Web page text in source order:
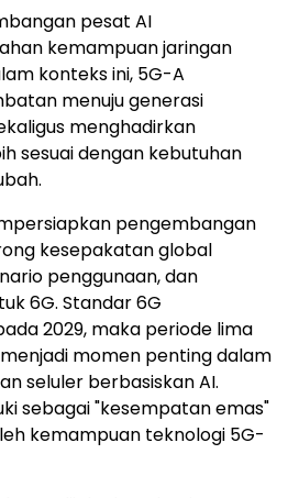
pesat AI
kemampuan jaringan
konteks ini, 5G-A
menuju generasi
menghadirkan
sesuai dengan kebutuhan
pengembangan
kesepakatan global
penggunaan, dan
6G. Standar 6G
2029, maka periode lima
momen penting dalam
seluler berbasiskan AI.
sebagai "kesempatan emas"
kemampuan teknologi 5G-